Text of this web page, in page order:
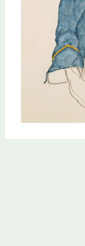
celle du téméraire
celle des enfants
animaux, ou encore